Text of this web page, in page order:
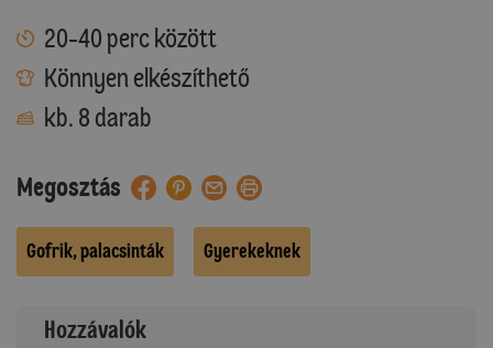
20-40 perc között
Könnyen elkészíthető
kb. 8 darab
Megosztás
Gofrik, palacsinták Gyerekeknek
Hozzávalók